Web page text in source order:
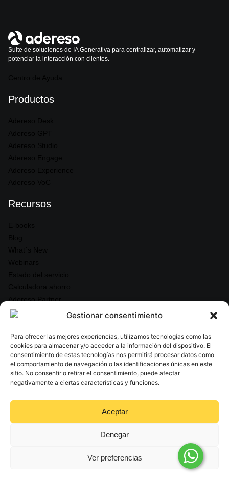
Gestionar consentimiento
Para ofrecer las mejores experiencias, utilizamos tecnologías como las
cookies para almacenar y/o acceder a la información del dispositivo. El
consentimiento de estas tecnologías nos permitirá procesar datos como
el comportamiento de navegación o las identificaciones únicas en este
sitio. No consentir o retirar el consentimiento, puede afectar
negativamente a ciertas características y funciones.
Aceptar
Denegar
Ver preferencias
Suite de soluciones de IA Generativa para centralizar, automatizar y
potenciar la interacción con clientes.
Productos
Recursos
Adereso Partner
Legal & Seguridad
Política de Privacidad
Términos y Condiciones
Acuerdo de nivel de servicio
© 2025 Adereso AI. Todos los derechos reservados